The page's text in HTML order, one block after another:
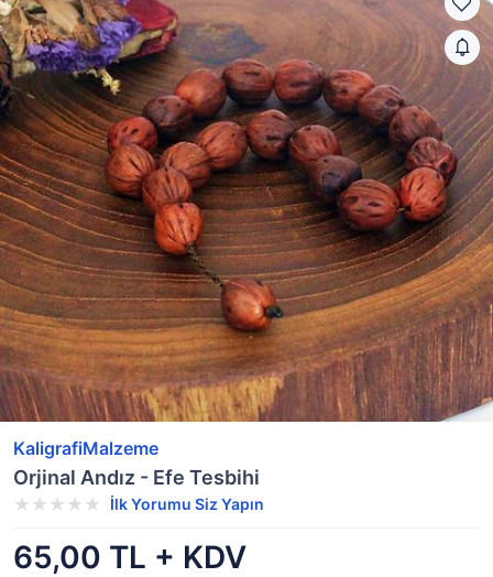
KaligrafiMalzeme
Orjinal Andız - Efe Tesbihi
İlk Yorumu Siz Yapın
65,00 TL + KDV